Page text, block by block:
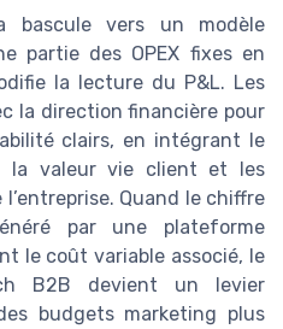
bascule vers un modèle
partie des OPEX fixes en
la lecture du P&L. Les
la direction financière pour
clairs, en intégrant le
la valeur vie client et les
Quand le chiffre
par une plateforme
le coût variable associé, le
B2B devient un levier
budgets marketing plus